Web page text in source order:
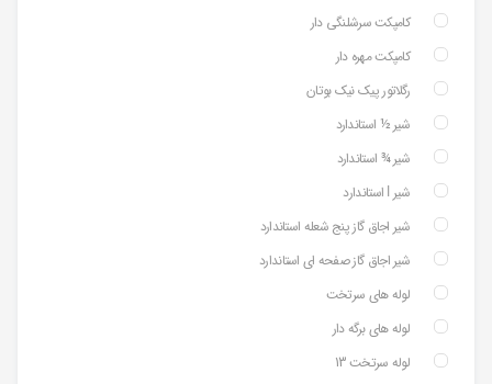
کامپکت سرشلنگی دار
کامپکت مهره دار
رگلاتور پیک نیک بوتان
شیر ½ استاندارد
شیر ¾ استاندارد
شیر ⅼ استاندارد
شیر اجاق گاز پنج شعله استاندارد
شیر اجاق گاز صفحه ای استاندارد
لوله های سرتخت
لوله های برگه دار
لوله سرتخت 13